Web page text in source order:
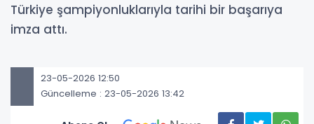
Türkiye şampiyonluklarıyla tarihi bir başarıya
imza attı.
23-05-2026 12:50
Güncelleme : 23-05-2026 13:42